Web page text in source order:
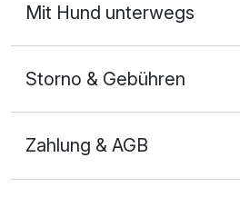
Mit Hund unterwegs
Storno & Gebühren
Zahlung & AGB